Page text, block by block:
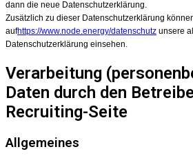
dann die neue Datenschutzerklärung.
Zusätzlich zu dieser Datenschutzerklärung
aufhttps://www.node.energy/datenschutz unsere
Datenschutzerklärung einsehen.
Verarbeitung
Daten durch den
Recruiting-Seite
Allgemeines